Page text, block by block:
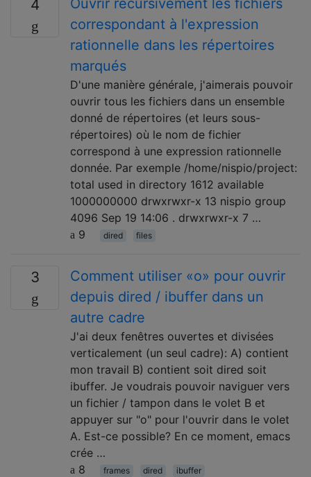
4
correspondant à l'expression
rationnelle dans les répertoires
marqués
D'une manière générale, j'aimerais pouvoir
ouvrir tous les fichiers dans un ensemble
donné de répertoires (et leurs sous-
répertoires) où le nom de fichier
correspond à une expression rationnelle
donnée. Par exemple /home/nispio/project:
total used in directory 1612 available
1000000000 drwxrwxr-x 13 nispio group
4096 Sep 19 14:06 . drwxrwxr-x 7 …
9
dired files
3
Comment utiliser «o» pour ouvrir
depuis dired / ibuffer dans un
autre cadre
J'ai deux fenêtres ouvertes et divisées
verticalement (un seul cadre): A) contient
mon travail B) contient soit dired soit
ibuffer. Je voudrais pouvoir naviguer vers
un fichier / tampon dans le volet B et
appuyer sur "o" pour l'ouvrir dans le volet
A. Est-ce possible? En ce moment, emacs
crée …
8
frames dired ibuffer